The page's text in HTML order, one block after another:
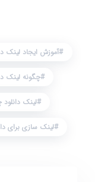
آموزش ایجاد لینک
چگونه لینک
لینک
لینک سازی برای